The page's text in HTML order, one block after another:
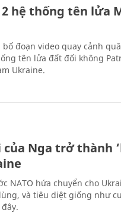
hệ thống tên lửa
đoạn video quay cảnh
tên lửa đất đối không
Ukraine.
Nga trở thành
NATO hứa chuyển cho
và tiêu diệt giống như